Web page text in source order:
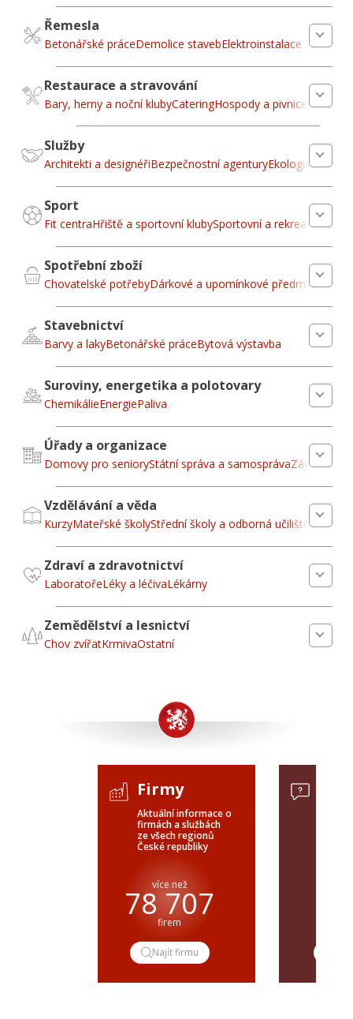
Řemesla
Betonářské práceDemolice stavebElektroinstalace
Restaurace a stravování
Bary, herny a noční klubyCateringHospody a pivnice
Služby
Architekti a designéřiBezpečnostní agenturyEkologie a
Sport
Fit centraHřiště a sportovní klubySportovní a rekreační
Spotřební zboží
Chovatelské potřebyDárkové a upomínkové předměty
Stavebnictví
Barvy a lakyBetonářské práceBytová výstavba
Suroviny, energetika a polotovary
ChemikálieEnergiePaliva
Úřady a organizace
Domovy pro senioryStátní správa a samosprávaZájmová
Vzdělávání a věda
KurzyMateřské školyStřední školy a odborná učiliště
Zdraví a zdravotnictví
LaboratořeLéky a léčivaLékárny
Zemědělství a lesnictví
Chov zvířatKrmivaOstatní
Firmy
Aktuální informace o
firmách a službách
ze všech regionů
České republiky
více než
78 707
firem
Najít firmu